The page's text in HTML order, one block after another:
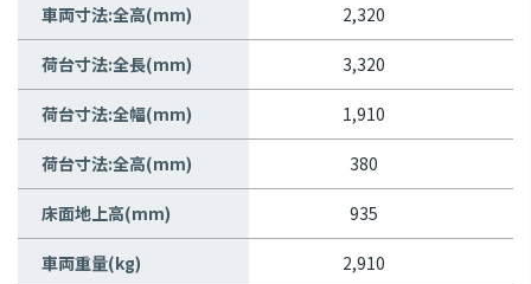
車両寸法:全高(mm) 2,320
荷台寸法:全長(mm) 3,320
荷台寸法:全幅(mm) 1,910
荷台寸法:全高(mm) 380
床面地上高(mm) 935
車両重量(kg) 2,910